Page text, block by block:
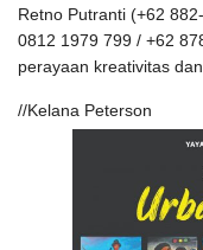
Retno Putranti (+62
0812 1979 799 / +62
perayaan kreativitas
//Kelana Peterson